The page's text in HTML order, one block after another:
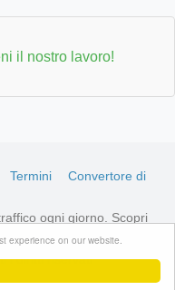
experience on our website.
il nostro lavoro!
Termini
Convertore di
ogni giorno. Scopri
i diritti riservati